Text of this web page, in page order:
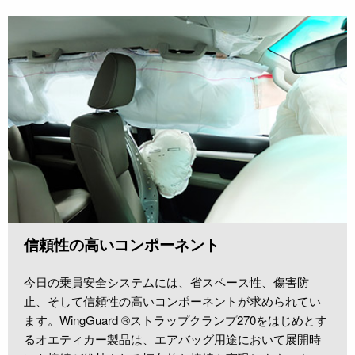
信頼性の高いコンポーネント
今日の乗員安全システムには、省スペース性、傷害防
止、そして信頼性の高いコンポーネントが求められてい
ます。WingGuard ®ストラップクランプ270をはじめとす
るオエティカー製品は、エアバッグ用途において展開時